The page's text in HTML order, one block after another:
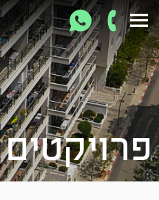
פרויקטים